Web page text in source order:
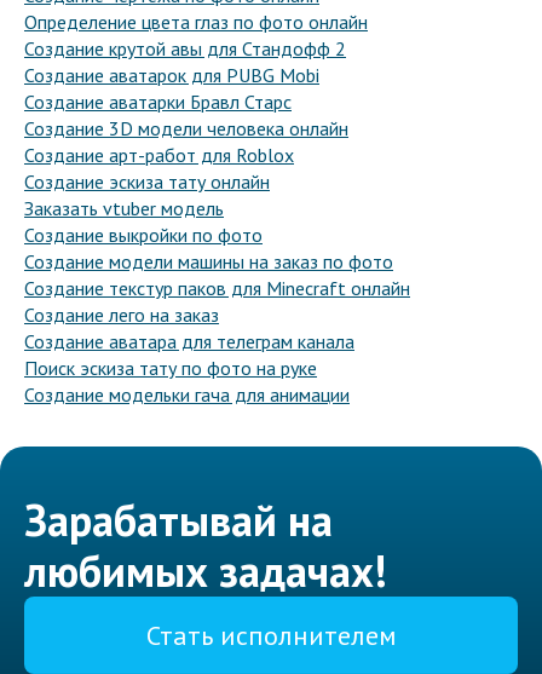
Определение цвета глаз по фото онлайн
Создание крутой авы для Стандофф 2
Создание аватарок для PUBG Mobi
Создание аватарки Бравл Старс
Создание 3D модели человека онлайн
Создание арт-работ для Roblox
Создание эскиза тату онлайн
Заказать vtuber модель
Создание выкройки по фото
Создание модели машины на заказ по фото
Создание текстур паков для Minecraft онлайн
Создание лего на заказ
Создание аватара для телеграм канала
Поиск эскиза тату по фото на руке
Создание модельки гача для анимации
Зарабатывай на
любимых задачах!
Стать исполнителем